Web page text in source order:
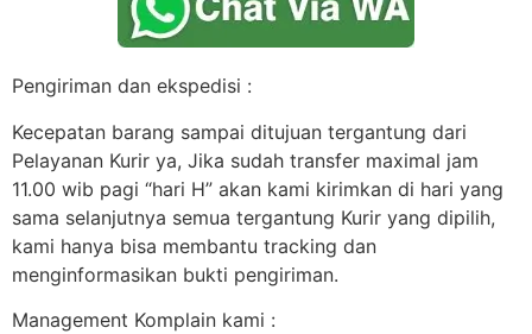
Pengiriman dan ekspedisi :
Kecepatan barang sampai ditujuan tergantung dari
Pelayanan Kurir ya, Jika sudah transfer maximal jam
11.00 wib pagi “hari H” akan kami kirimkan di hari yang
sama selanjutnya semua tergantung Kurir yang dipilih,
kami hanya bisa membantu tracking dan
menginformasikan bukti pengiriman.
Management Komplain kami :